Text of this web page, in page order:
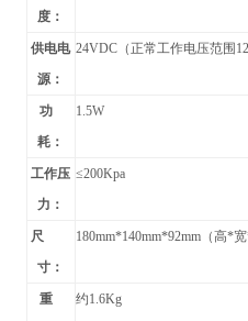
度：
供电电
源：
24VDC（正常工作电压范围12
功
耗：
1.5W
工作压
力：
≤200Kpa
尺
寸：
180mm*140mm*92mm（高*宽
重
约1.6Kg